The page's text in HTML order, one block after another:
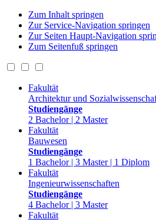
Zum Inhalt springen
Zur Service-Navigation springen
Zur Seiten Haupt-Navigation
Zum Seitenfuß springen
Fakultät
Architektur und
Studiengänge
2 Bachelor | 2 Master
Fakultät
Bauwesen
Studiengänge
1 Bachelor | 3 Master | 1 Diplom
Fakultät
Ingenieurwissenschaften
Studiengänge
4 Bachelor | 3 Master
Fakultät